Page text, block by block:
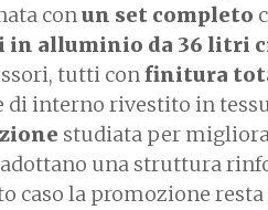
conun set completo
in alluminio da 36 litri
tutti confinitura
di interno rivestito in
studiata per
una struttura
caso la promozione